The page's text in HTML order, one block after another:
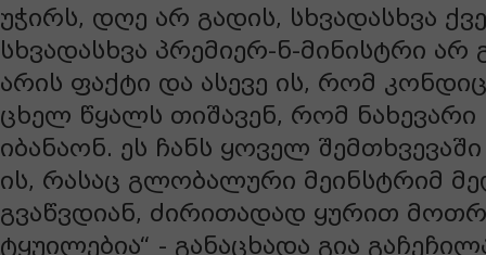
უჭირს, დღე არ გადის, სხვადასხვა
სხვადასხვა პრემიერ-ნ-მინისტრი არ
არის ფაქტი და ასევე ის, რომ
ცხელ წყალს თიშავენ, რომ ნახევარი
იბანაონ. ეს ჩანს ყოველ
ის, რასაც გლობალური მეინსტრიმ
გვაწვდიან, ძირითადად ყურით
ტყუილებია“ - განაცხადა გია